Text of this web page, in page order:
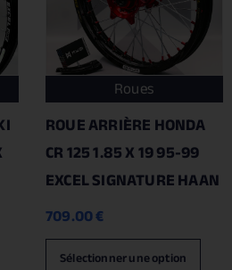
Roues
ROUE ARRIÈRE HONDA
CR 125 1.85 X 19 95-99
EXCEL SIGNATURE HAAN
709.00€
Sélectionner une option